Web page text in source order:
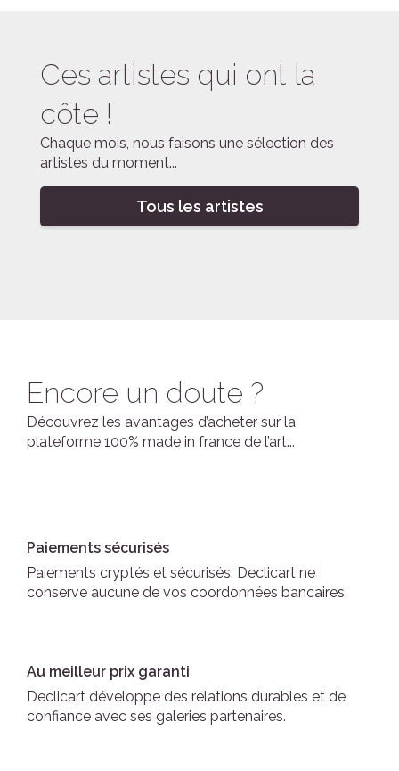
Ces artistes qui ont la
côte !
Chaque mois, nous faisons une sélection des
artistes du moment...
Tous les artistes
Encore un doute ?
Découvrez les avantages d’acheter sur la
plateforme 100% made in france de l’art...
Paiements sécurisés
Paiements cryptés et sécurisés. Declicart ne
conserve aucune de vos coordonnées bancaires.
Au meilleur prix garanti
Declicart développe des relations durables et de
confiance avec ses galeries partenaires.